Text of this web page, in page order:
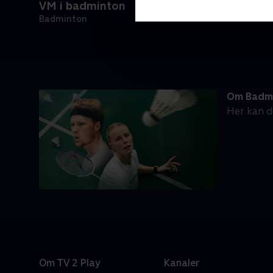
VM i badminton
Badminton
Om
Her kan
Om TV 2 Play Kanaler